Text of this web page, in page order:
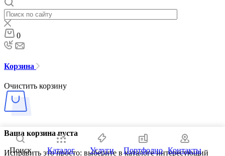
0
Корзина
Очистить корзину
Ваша корзина пуста
Исправить это просто: выберите в каталоге интересующий
Поиск Каталог Услуги Портфолио Контакты